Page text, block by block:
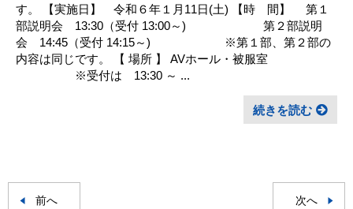
す。 【実施日】 令和６年１月11日(土) 【時 間】 第１
部説明会 13:30（受付 13:00～) 第２部説明
会 14:45（受付 14:15～) ※第１部、第２部の
内容は同じです。 【 場所 】 AVホール・被服室
※受付は 13:30 ～ ...
続きを読む
前へ 次へ